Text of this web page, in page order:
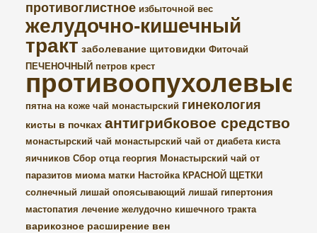
противоглистное избыточной вес
желудочно-кишечный
тракт заболевание щитовидки Фиточай
ПЕЧЕНОЧНЫЙ петров крест
противоопухолевые
пятна на коже чай монастырский гинекология
кисты в почках антигрибковое средство
монастырский чай монастырский чай от диабета киста
яичников Сбор отца георгия Монастырский чай от
паразитов миома матки Настойка КРАСНОЙ ЩЕТКИ
солнечный лишай опоясывающий лишай гипертония
мастопатия лечение желудочно кишечного тракта
варикозное расширение вен